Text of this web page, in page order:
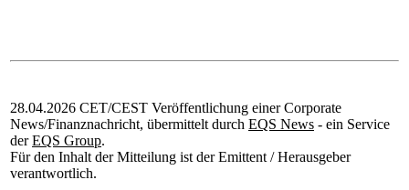
28.04.2026 CET/CEST Veröffentlichung einer Corporate
News/Finanznachricht, übermittelt durch EQS News - ein Service
derEQS Group.
Für den Inhalt der Mitteilung ist der Emittent / Herausgeber
verantwortlich.